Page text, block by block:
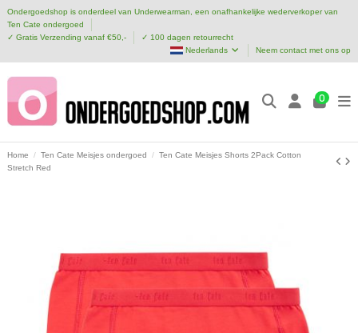
Ondergoedshop is onderdeel van Underwearman, een onafhankelijke wederverkoper van
Ten Cate ondergoed
✓ Gratis Verzending vanaf €50,-
✓ 100 dagen retourrecht
Nederlands
Neem contact met ons op
0
Home Ten Cate Meisjes ondergoed
Ten Cate Meisjes Shorts 2Pack Cotton
Stretch Red